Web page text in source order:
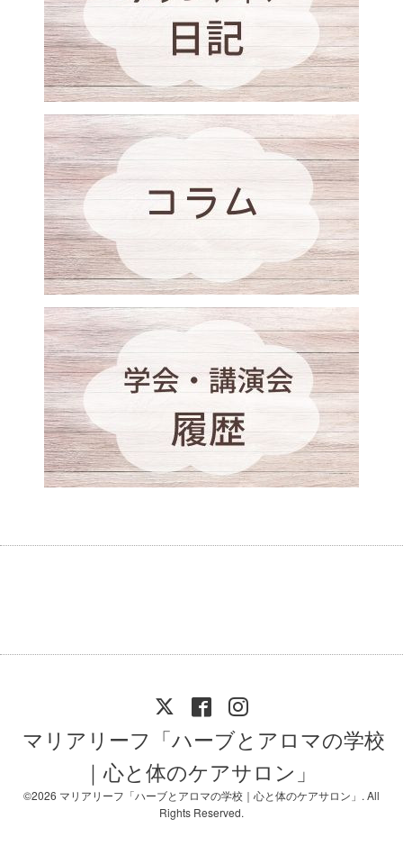
マリアリーフ「ハーブとアロマの学校
｜心と体のケアサロン」
©2026 マリアリーフ「ハーブとアロマの学校｜心と体のケアサロン」 . All
Rights Reserved.